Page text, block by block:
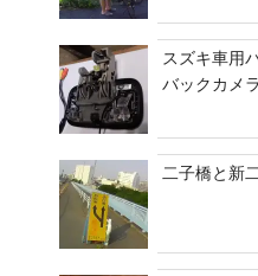
スズキ車用
バックカメ
二子橋と新